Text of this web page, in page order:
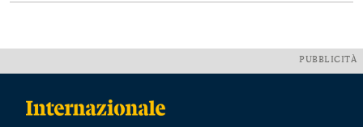
PUBBLICITÀ